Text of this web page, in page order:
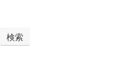
検索